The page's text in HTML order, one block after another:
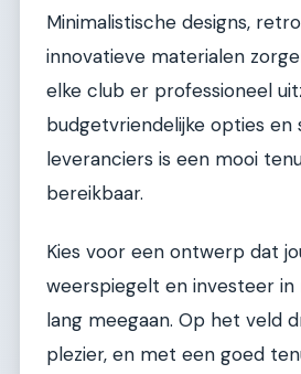
Minimalistische designs,
innovatieve materialen
elke club er professioneel
budgetvriendelijke opties en
leveranciers is een mooi
bereikbaar.
Kies voor een ontwerp dat
weerspiegelt en investeer in
lang meegaan. Op het veld
plezier, en met een goed